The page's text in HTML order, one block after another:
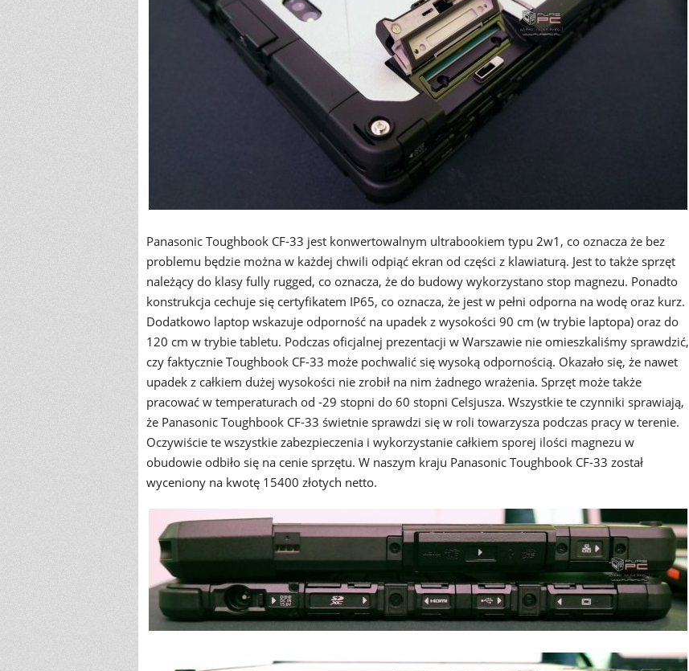
Panasonic Toughbook CF-33 jest konwertowalnym ultrabookiem typu 2w1, co oznacza że bez
problemu będzie można w każdej chwili odpiąć ekran od części z klawiaturą. Jest to także sprzęt
należący do klasy fully rugged, co oznacza, że do budowy wykorzystano stop magnezu. Ponadto
konstrukcja cechuje się certyfikatem IP65, co oznacza, że jest w pełni odporna na wodę oraz kurz.
Dodatkowo laptop wskazuje odporność na upadek z wysokości 90 cm (w trybie laptopa) oraz do
120 cm w trybie tabletu. Podczas oficjalnej prezentacji w Warszawie nie omieszkaliśmy sprawdzić,
czy faktycznie Toughbook CF-33 może pochwalić się wysoką odpornością. Okazało się, że nawet
upadek z całkiem dużej wysokości nie zrobił na nim żadnego wrażenia. Sprzęt może także
pracować w temperaturach od -29 stopni do 60 stopni Celsjusza. Wszystkie te czynniki sprawiają,
że Panasonic Toughbook CF-33 świetnie sprawdzi się w roli towarzysza podczas pracy w terenie.
Oczywiście te wszystkie zabezpieczenia i wykorzystanie całkiem sporej ilości magnezu w
obudowie odbiło się na cenie sprzętu. W naszym kraju Panasonic Toughbook CF-33 został
wyceniony na kwotę 15400 złotych netto.